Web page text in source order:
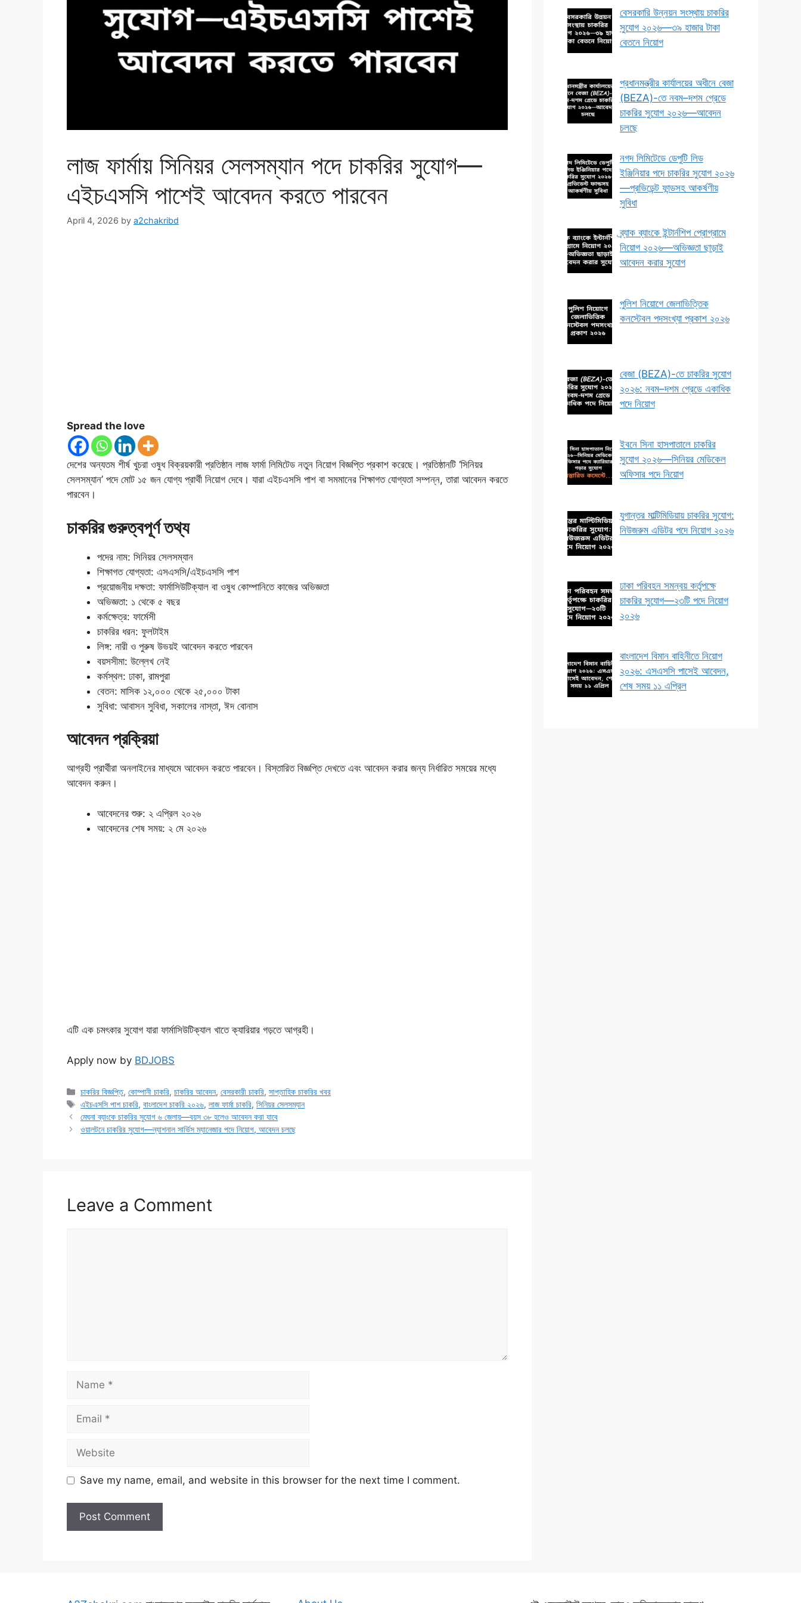
লাজ ফার্মায় সিনিয়র সেলসম্যান পদে চাকরির সুযোগ—
এইচএসসি পাশেই আবেদন করতে পারবেন
April 4, 2026 by a2chakribd
Spread the love
দেশের অন্যতম শীর্ষ খুচরা ওষুধ বিক্রয়কারী প্রতিষ্ঠান লাজ ফার্মা লিমিটেড নতুন নিয়োগ বিজ্ঞপ্তি প্রকাশ করেছে। প্রতিষ্ঠানটি ‘সিনিয়র
সেলসম্যান’ পদে মোট ১৫ জন যোগ্য প্রার্থী নিয়োগ দেবে। যারা এইচএসসি পাশ বা সমমানের শিক্ষাগত যোগ্যতা সম্পন্ন, তারা আবেদন করতে
পারবেন।
চাকরির গুরুত্বপূর্ণ তথ্য
পদের নাম: সিনিয়র সেলসম্যান
শিক্ষাগত যোগ্যতা: এসএসসি/এইচএসসি পাশ
প্রয়োজনীয় দক্ষতা: ফার্মাসিউটিক্যাল বা ওষুধ কোম্পানিতে কাজের অভিজ্ঞতা
অভিজ্ঞতা: ১ থেকে ৫ বছর
কর্মক্ষেত্র: ফার্মেসী
চাকরির ধরন: ফুলটাইম
লিঙ্গ: নারী ও পুরুষ উভয়ই আবেদন করতে পারবেন
বয়সসীমা: উল্লেখ নেই
কর্মস্থল: ঢাকা, রামপুরা
বেতন: মাসিক ১২,০০০ থেকে ২৫,০০০ টাকা
সুবিধা: আবাসন সুবিধা, সকালের নাস্তা, ঈদ বোনাস
আবেদন প্রক্রিয়া
আগ্রহী প্রার্থীরা অনলাইনের মাধ্যমে আবেদন করতে পারবেন। বিস্তারিত বিজ্ঞপ্তি দেখতে এবং আবেদন করার জন্য নির্ধারিত সময়ের মধ্যে
আবেদন করুন।
আবেদনের শুরু: ২ এপ্রিল ২০২৬
আবেদনের শেষ সময়: ২ মে ২০২৬
এটি এক চমৎকার সুযোগ যারা ফার্মাসিউটিক্যাল খাতে ক্যারিয়ার গড়তে আগ্রহী।
Apply now by BDJOBS
Categories
চাকরির বিজ্ঞপ্তি,কোম্পানী চাকরি,চাকরির আবেদন,বেসরকারী চাকরি,সাপ্তাহিক চাকরির খবর
Tags
এইচএসসি পাশ চাকরি,বাংলাদেশ চাকরি ২০২৬,লাজ ফার্মা চাকরি,সিনিয়র সেলসম্যান
মেঘনা ব্যাংকে চাকরির সুযোগ ৬ জেলায়—বয়স ৩৮ হলেও আবেদন করা যাবে
ওয়ালটনে চাকরির সুযোগ—ন্যাশনাল সার্ভিস ম্যানেজার পদে নিয়োগ, আবেদন চলছে
Leave a Comment
Save my name, email, and website in this browser for the next time I comment.
বেসরকারি উন্নয়ন সংস্থায় চাকরির
সুযোগ ২০২৬—৩৯ হাজার টাকা
বেতনে নিয়োগ
প্রধানমন্ত্রীর কার্যালয়ের অধীনে বেজা
(BEZA)-তে নবম–দশম গ্রেডে
চাকরির সুযোগ ২০২৬—আবেদন
চলছে
নগদ লিমিটেডে ডেপুটি লিড
ইঞ্জিনিয়ার পদে চাকরির সুযোগ ২০২৬
—প্রভিডেন্ট ফান্ডসহ আকর্ষণীয়
সুবিধা
ব্র্যাক ব্যাংকে ইন্টার্নশিপ প্রোগ্রামে
নিয়োগ ২০২৬—অভিজ্ঞতা ছাড়াই
আবেদন করার সুযোগ
পুলিশ নিয়োগে জেলাভিত্তিক
কনস্টেবল পদসংখ্যা প্রকাশ ২০২৬
বেজা (BEZA)-তে চাকরির সুযোগ
২০২৬: নবম–দশম গ্রেডে একাধিক
পদে নিয়োগ
ইবনে সিনা হাসপাতালে চাকরির
সুযোগ ২০২৬—সিনিয়র মেডিকেল
অফিসার পদে নিয়োগ
যুগান্তর মাল্টিমিডিয়ায় চাকরির সুযোগ:
নিউজরুম এডিটর পদে নিয়োগ ২০২৬
ঢাকা পরিবহন সমন্বয় কর্তৃপক্ষে
চাকরির সুযোগ—২৩টি পদে নিয়োগ
২০২৬
বাংলাদেশ বিমান বাহিনীতে নিয়োগ
২০২৬: এসএসসি পাসেই আবেদন,
শেষ সময় ১১ এপ্রিল